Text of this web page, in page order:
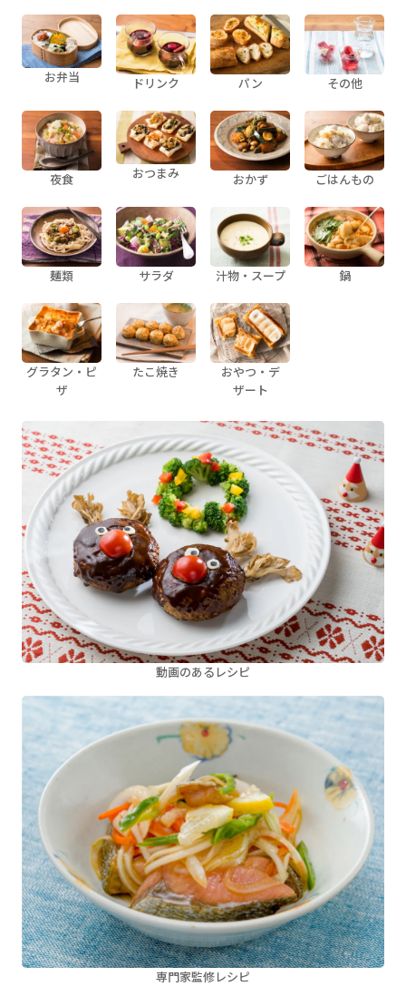
お弁当 ドリンク パン その他
夜食 おつまみ おかず ごはんもの
麺類 サラダ 汁物・スープ 鍋
グラタン・ピ
ザ
たこ焼き
おやつ・デ
ザート
動画のあるレシピ
専門家監修レシピ